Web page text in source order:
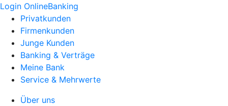
Login OnlineBanking
Privatkunden
Firmenkunden
Junge Kunden
Banking & Verträge
Meine Bank
Service & Mehrwerte
Über uns